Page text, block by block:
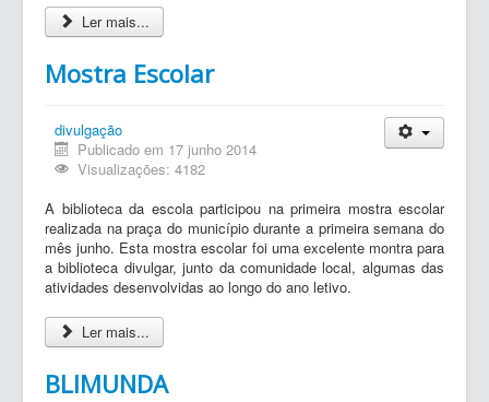
Ler mais...
Mostra Escolar
divulgação
Publicado em 17 junho 2014
Visualizações: 4182
A biblioteca da escola participou na primeira mostra escolar
realizada na praça do município durante a primeira semana do
mês junho. Esta mostra escolar foi uma excelente montra para
a biblioteca divulgar, junto da comunidade local, algumas das
atividades desenvolvidas ao longo do ano letivo.
Ler mais...
BLIMUNDA